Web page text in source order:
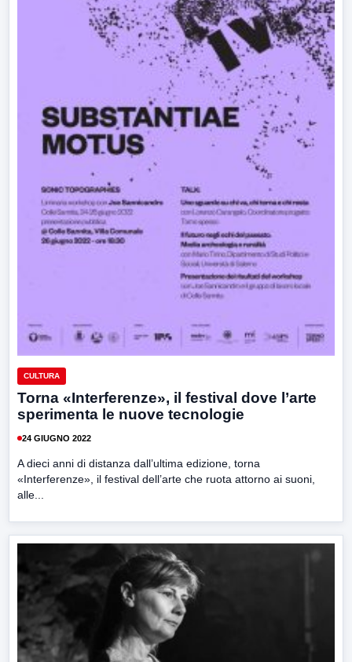
CULTURA
Torna «Interferenze», il festival dove l’arte
sperimenta le nuove tecnologie
24 GIUGNO 2022
A dieci anni di distanza dall’ultima edizione, torna
«Interferenze», il festival dell’arte che ruota attorno ai suoni,
alle...